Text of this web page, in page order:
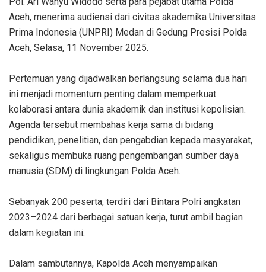
Aceh, menerima audiensi dari civitas akademika Universitas
Prima Indonesia (UNPRI) Medan di Gedung Presisi Polda
Aceh, Selasa, 11 November 2025.
‎Pertemuan yang dijadwalkan berlangsung selama dua hari
ini menjadi momentum penting dalam memperkuat
kolaborasi antara dunia akademik dan institusi kepolisian.
Agenda tersebut membahas kerja sama di bidang
pendidikan, penelitian, dan pengabdian kepada masyarakat,
sekaligus membuka ruang pengembangan sumber daya
manusia (SDM) di lingkungan Polda Aceh.
‎Sebanyak 200 peserta, terdiri dari Bintara Polri angkatan
2023–2024 dari berbagai satuan kerja, turut ambil bagian
dalam kegiatan ini.
‎Dalam sambutannya, Kapolda Aceh menyampaikan